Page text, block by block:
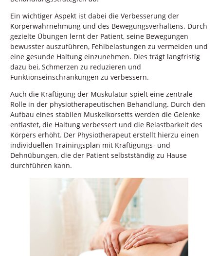
Ein wichtiger Aspekt ist dabei die Verbesserung der
Körperwahrnehmung und des Bewegungsverhaltens. Durch
gezielte Übungen lernt der Patient, seine Bewegungen
bewusster auszuführen, Fehlbelastungen zu vermeiden und
eine gesunde Haltung einzunehmen. Dies trägt langfristig
dazu bei, Schmerzen zu reduzieren und
Funktionseinschränkungen zu verbessern.
Auch die Kräftigung der Muskulatur spielt eine zentrale
Rolle in der physiotherapeutischen Behandlung. Durch den
Aufbau eines stabilen Muskelkorsetts werden die Gelenke
entlastet, die Haltung verbessert und die Belastbarkeit des
Körpers erhöht. Der Physiotherapeut erstellt hierzu einen
individuellen Trainingsplan mit Kräftigungs- und
Dehnübungen, die der Patient selbstständig zu Hause
durchführen kann.